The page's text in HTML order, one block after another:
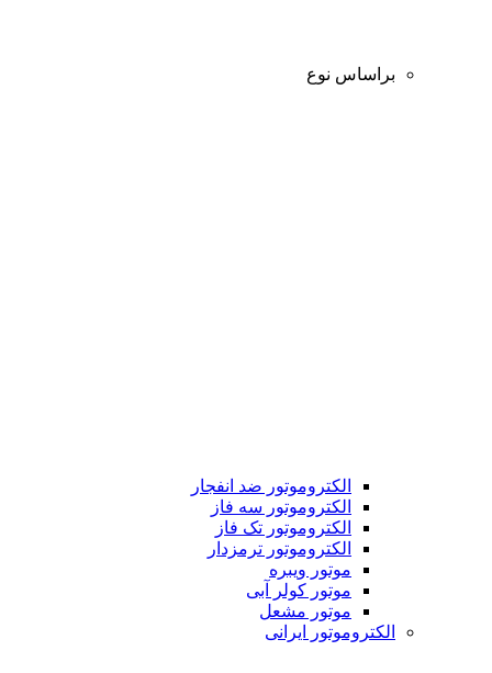
براساس نوع
الکتروموتور ضد انفجار
الکتروموتور سه فاز
الکتروموتور تک فاز
الکتروموتور ترمزدار
موتور ویبره
موتور کولر آبی
موتور مشعل
الکتروموتور ایرانی